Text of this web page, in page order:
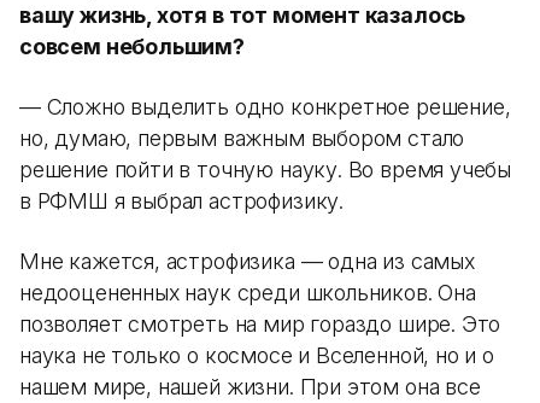
вашу жизнь, хотя в тот момент казалось
совсем небольшим?
— Сложно выделить одно конкретное решение,
но, думаю, первым важным выбором стало
решение пойти в точную науку. Во время учебы
в РФМШ я выбрал астрофизику.
Мне кажется, астрофизика — одна из самых
недооцененных наук среди школьников. Она
позволяет смотреть на мир гораздо шире. Это
наука не только о космосе и Вселенной, но и о
нашем мире, нашей жизни. При этом она все